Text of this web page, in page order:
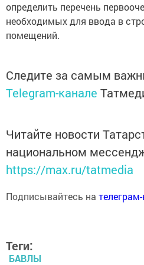
определить перечень
необходимых для ввода в
помещений.
Следите за самым
Telegram-канале
Читайте новости
национальном
https://max.ru/tatmedia
Подписывайтесь на
Теги:
БАВЛЫ